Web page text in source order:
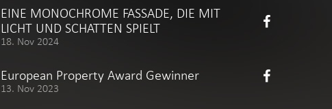
EINE MONOCHROME FASSADE, DIE MIT
LICHT UND SCHATTEN SPIELT
18. Nov 2024
European Property Award Gewinner
13. Nov 2023